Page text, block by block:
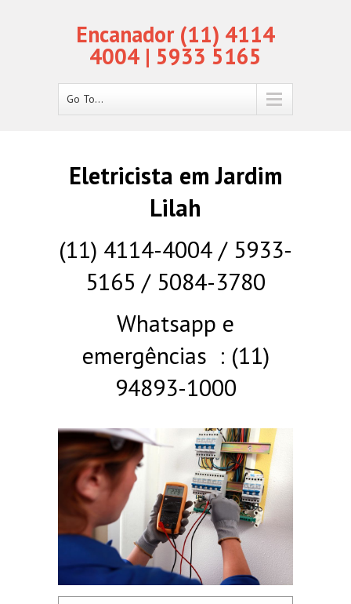
Encanador (11) 4114
4004 | 5933 5165
Go To...
Eletricista em Jardim
Lilah
(11) 4114-4004 / 5933-
5165 / 5084-3780
Whatsapp e
emergências : (11)
94893-1000